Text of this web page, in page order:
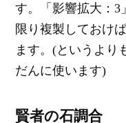
す。「影響拡大：3
限り複製しておけ
ます。(というより
だんに使います)
賢者の石調合